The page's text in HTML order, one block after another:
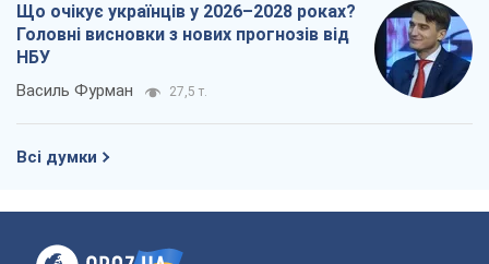
Що очікує українців у 2026–2028 роках?
Головні висновки з нових прогнозів від
НБУ
Василь Фурман 27,5 т.
Всі думки